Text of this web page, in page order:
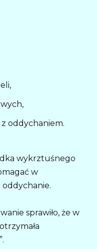
oddychaniem.
wykrztuśnego
w
sprawiło, że w